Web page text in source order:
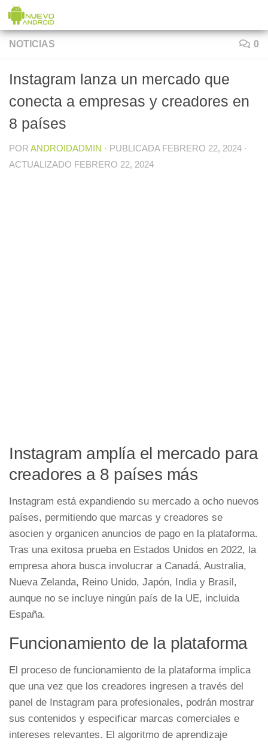
Saltar al contenido
NOTICIAS 0
Instagram lanza un mercado que
conecta a empresas y creadores en
8 países
POR ANDROIDADMIN · PUBLICADA FEBRERO 22, 2024 ·
ACTUALIZADO FEBRERO 22, 2024
Instagram amplía el mercado para
creadores a 8 países más
Instagram está expandiendo su mercado a ocho nuevos
países, permitiendo que marcas y creadores se
asocien y organicen anuncios de pago en la plataforma.
Tras una exitosa prueba en Estados Unidos en 2022, la
empresa ahora busca involucrar a Canadá, Australia,
Nueva Zelanda, Reino Unido, Japón, India y Brasil,
aunque no se incluye ningún país de la UE, incluida
España.
Funcionamiento de la plataforma
El proceso de funcionamiento de la plataforma implica
que una vez que los creadores ingresen a través del
panel de Instagram para profesionales, podrán mostrar
sus contenidos y especificar marcas comerciales e
intereses relevantes. El algoritmo de aprendizaje